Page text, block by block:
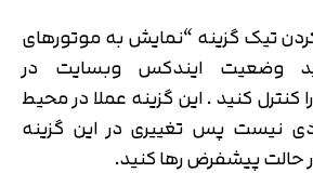
تیک گزینه “نمایش به موتورهای
وضعیت ایندکس وبسایت در
کنید . این گزینه عملا در محیط
نیست پس تغییری در این گزینه
حالت پیشفرض رها کنید.